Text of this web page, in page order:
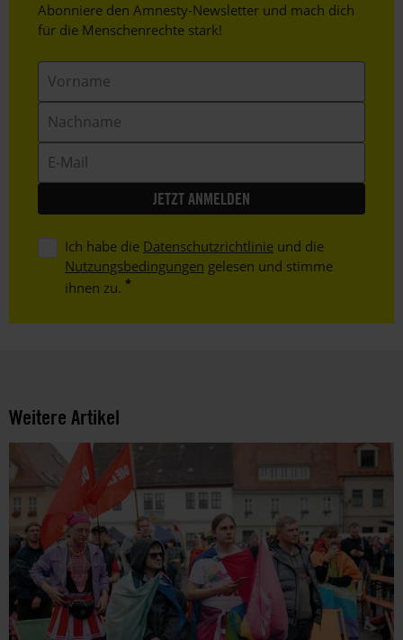
Header
Text
Abonniere den Amnesty-Newsletter und mach dich
für die Menschenrechte stark!
Mail
Ich habe die Datenschutzrichtlinie und die
Nutzungsbedingungen gelesen und stimme
ihnen zu.
Weitere Artikel